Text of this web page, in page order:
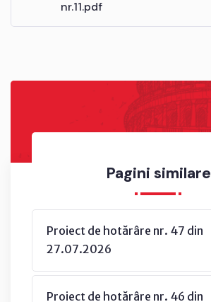
Pagini similare
Proiect de hotărâre nr. 47 din
27.07.2026
Proiect de hotărâre nr. 46 din
nr.11.pdf